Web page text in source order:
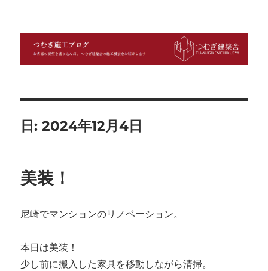
つむぎ施工ブログ
日:2024年12月4日
美装！
尼崎でマンションのリノベーション。
本日は美装！
少し前に搬入した家具を移動しながら清掃。